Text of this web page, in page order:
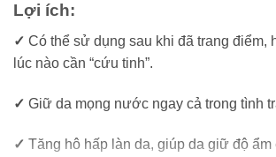
Lợi ích:
✓ Có thể sử dụng sau khi đã trang điểm,
lúc nào cần “cứu tinh”.
✓ Giữ da mọng nước ngay cả trong tình
✓ Tăng hô hấp làn da, giúp da giữ độ ẩm